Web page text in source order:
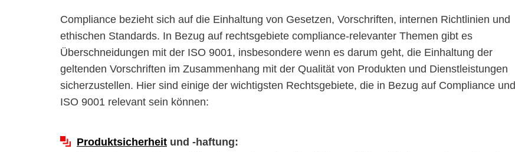
Compliance bezieht sich auf die Einhaltung von Gesetzen, Vorschriften, internen Richtlinien und
ethischen Standards. In Bezug auf rechtsgebiete compliance-relevanter Themen gibt es
Überschneidungen mit der ISO 9001, insbesondere wenn es darum geht, die Einhaltung der
geltenden Vorschriften im Zusammenhang mit der Qualität von Produkten und Dienstleistungen
sicherzustellen. Hier sind einige der wichtigsten Rechtsgebiete, die in Bezug auf Compliance und
ISO 9001 relevant sein können:
Produktsicherheit und -haftung: